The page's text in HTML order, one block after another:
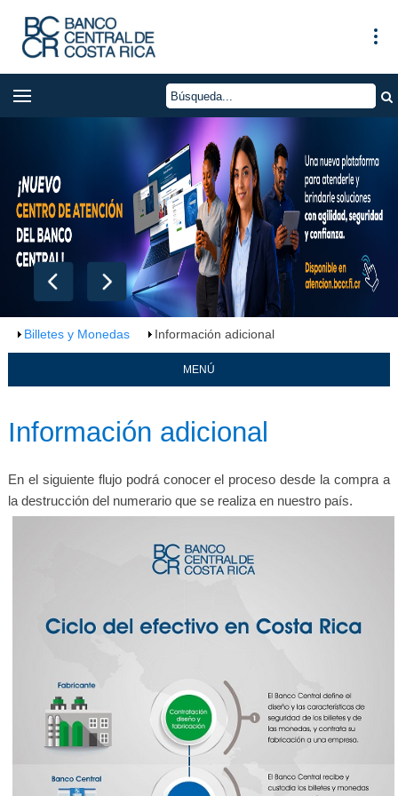
Billetes y Monedas Información adicional
MENÚ
​​​Información adicional
En el siguiente flujo podrá conocer el proceso desde la compra a
la destrucción del numerario que se realiza en nuestro país.​